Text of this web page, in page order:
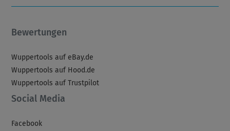
Bewertungen
Wuppertools auf eBay.de
Wuppertools auf Hood.de
Wuppertools auf Trustpilot
Social Media
Facebook